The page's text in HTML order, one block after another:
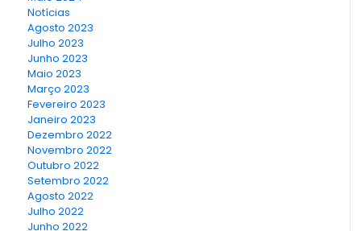
Notícias
Agosto 2023
Julho 2023
Junho 2023
Maio 2023
Março 2023
Fevereiro 2023
Janeiro 2023
Dezembro 2022
Novembro 2022
Outubro 2022
Setembro 2022
Agosto 2022
Julho 2022
Junho 2022